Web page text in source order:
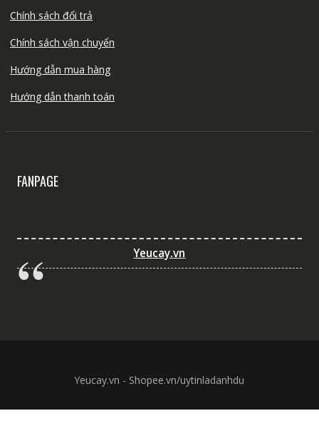
Chính sách đổi trả
Chính sách vận chuyển
Hướng dẫn mua hàng
Hướng dẫn thanh toán
FANPAGE
Yeucay.vn
Yeucay.vn - Shopee.vn/uytinladanhdu